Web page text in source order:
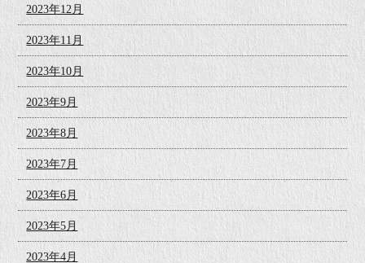
2023年12月
2023年11月
2023年10月
2023年9月
2023年8月
2023年7月
2023年6月
2023年5月
2023年4月